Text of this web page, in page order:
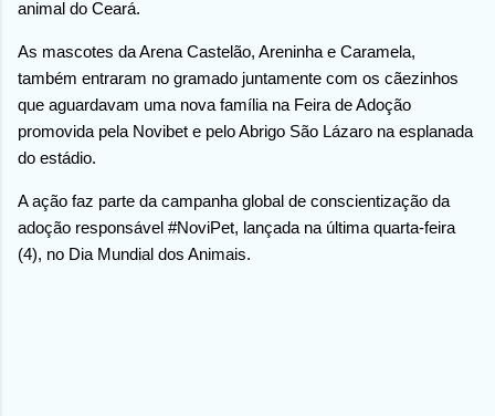
animal do Ceará.
As mascotes da Arena Castelão, Areninha e Caramela,
também entraram no gramado juntamente com os cãezinhos
que aguardavam uma nova família na Feira de Adoção
promovida pela Novibet e pelo Abrigo São Lázaro na esplanada
do estádio.
A ação faz parte da campanha global de conscientização da
adoção responsável #NoviPet, lançada na última quarta-feira
(4), no Dia Mundial dos Animais.